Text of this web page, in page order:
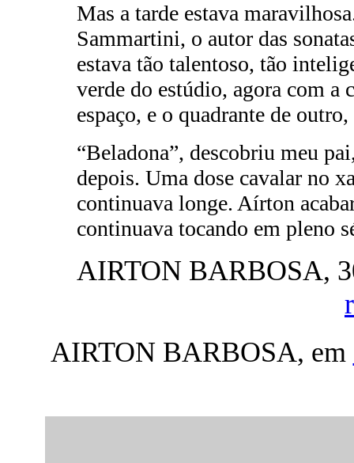
Mas a tarde estava
Sammartini, o autor das
estava tão talentoso, tão
verde do estúdio, agora com
espaço, e o quadrante de
“Beladona”, descobriu meu
depois. Uma dose cavalar no
continuava longe. Aírton
continuava tocando em pleno
AIRTON BARBOSA,
AIRTON BARBOSA, em